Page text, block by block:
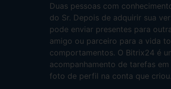
Duas pessoas com
do Sr. Depois de adquirir sua
pode enviar presentes para
amigo ou parceiro para a vida
comportamentos. O Bitrix24 é
acompanhamento de tarefas
foto de perfil na conta que criou.